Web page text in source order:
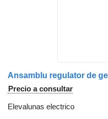
Precio a consultar
Elevalunas electrico